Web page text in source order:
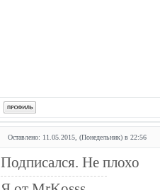
Оставлено: 11.05.2015, (Понедельник) в 22:56
Подписался. Не плохо